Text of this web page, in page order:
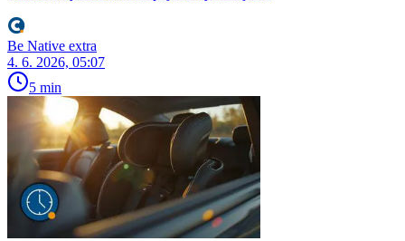
Be Native extra
4. 6. 2026, 05:07
5 min